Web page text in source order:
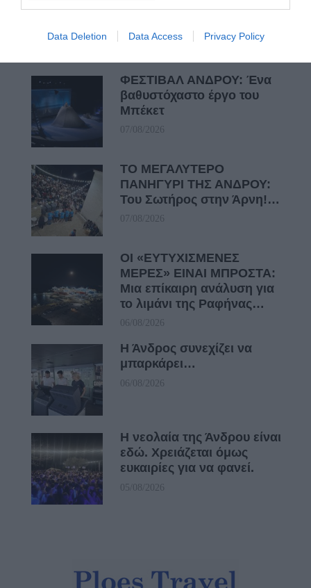
Data Deletion Data Access Privacy Policy
ΦΕΣΤΙΒΑΛ ΑΝΔΡΟΥ: Ένα
βαθυστόχαστο έργο του
Μπέκετ
07/08/2026
ΤΟ ΜΕΓΑΛΥΤΕΡΟ
ΠΑΝΗΓΥΡΙ ΤΗΣ ΑΝΔΡΟΥ:
Του Σωτήρος στην Άρνη!…
07/08/2026
ΟΙ «ΕΥΤΥΧΙΣΜΕΝΕΣ
ΜΕΡΕΣ» ΕΙΝΑΙ ΜΠΡΟΣΤΑ:
Μια επίκαιρη ανάλυση για
το λιμάνι της Ραφήνας…
06/08/2026
Η Άνδρος συνεχίζει να
μπαρκάρει…
06/08/2026
Η νεολαία της Άνδρου είναι
εδώ. Χρειάζεται όμως
ευκαιρίες για να φανεί.
05/08/2026